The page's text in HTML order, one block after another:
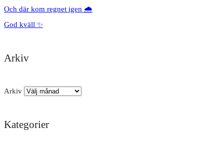
Och där kom regnet igen 🌧️
God kväll ✨
Arkiv
Arkiv
Kategorier